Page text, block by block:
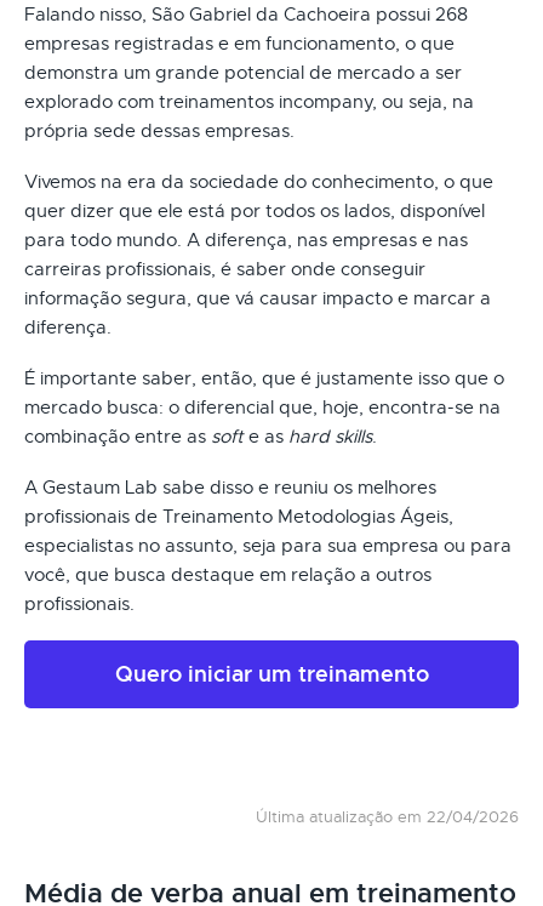
Falando nisso, São Gabriel da Cachoeira possui 268
empresas registradas e em funcionamento, o que
demonstra um grande potencial de mercado a ser
explorado com treinamentos incompany, ou seja, na
própria sede dessas empresas.
Vivemos na era da sociedade do conhecimento, o que
quer dizer que ele está por todos os lados, disponível
para todo mundo. A diferença, nas empresas e nas
carreiras profissionais, é saber onde conseguir
informação segura, que vá causar impacto e marcar a
diferença.
É importante saber, então, que é justamente isso que o
mercado busca: o diferencial que, hoje, encontra-se na
combinação entre as softe as hard skills.
A Gestaum Lab sabe disso e reuniu os melhores
profissionais de Treinamento Metodologias Ágeis,
especialistas no assunto, seja para sua empresa ou para
você, que busca destaque em relação a outros
profissionais.
Quero iniciar um treinamento
Última atualização em 22/04/2026
Média de verba anual em treinamento